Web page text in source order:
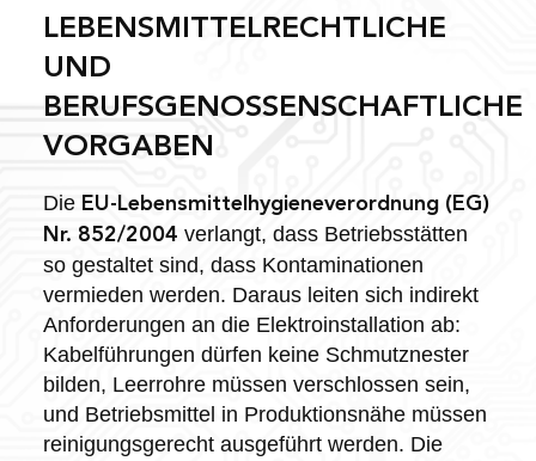
LEBENSMITTELRECHTLICHE
UND
BERUFSGENOSSENSCHAFTLICHE
VORGABEN
Die EU-Lebensmittelhygieneverordnung (EG)
Nr. 852/2004 verlangt, dass Betriebsstätten
so gestaltet sind, dass Kontaminationen
vermieden werden. Daraus leiten sich indirekt
Anforderungen an die Elektroinstallation ab:
Kabelführungen dürfen keine Schmutznester
bilden, Leerrohre müssen verschlossen sein,
und Betriebsmittel in Produktionsnähe müssen
reinigungsgerecht ausgeführt werden. Die